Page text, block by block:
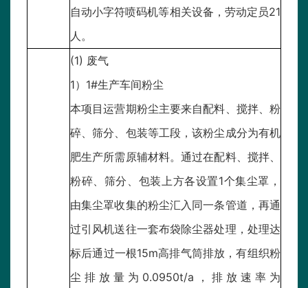
自动小字符喷码机等相关设备，劳动定员21
人。
(1) 废气
1）1#生产车间粉尘
本项目运营期粉尘主要来自配料、搅拌、粉
碎、筛分、包装等工段，该粉尘成分为有机
肥生产所需原辅材料。通过在配料、搅拌、
粉碎、筛分、包装上方各设置1个集尘罩，
由集尘罩收集的粉尘汇入同一条管道，再通
过引风机送往一套布袋除尘器处理，处理达
标后通过一根15m高排气筒排放，有组织粉
尘排放量为0.0950t/a，排放速率为